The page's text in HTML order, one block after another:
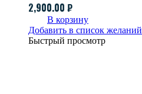
2,900.00 ₽
В корзину
Добавить в список желаний
Быстрый просмотр